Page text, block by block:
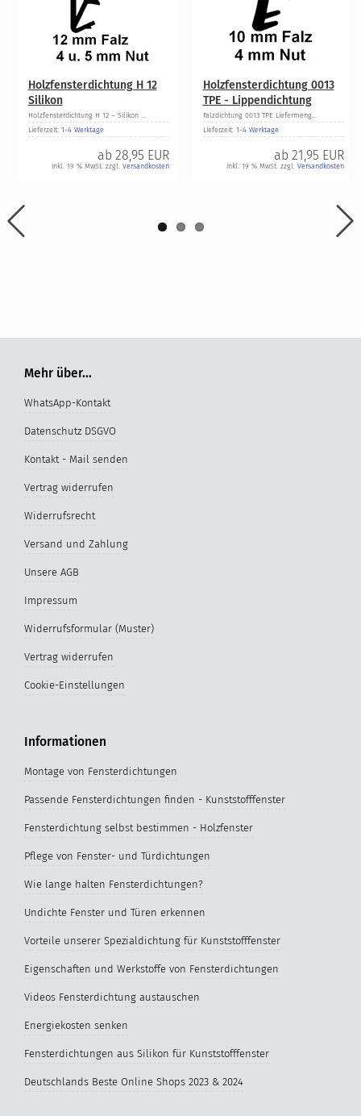
Holzfensterdichtung H 12
Silikon
Holzfensterdichtung H 12 – Silikon ...
Lieferzeit: 1-4 Werktage
ab 28,95 EUR
inkl. 19 % MwSt. zzgl. Versandkosten
Holzfensterdichtung 0013
TPE - Lippendichtung
Falzdichtung 0013 TPE Liefermeng...
Lieferzeit: 1-4 Werktage
ab 21,95 EUR
inkl. 19 % MwSt. zzgl. Versandkosten
Mehr über...
WhatsApp-Kontakt
Datenschutz DSGVO
Kontakt - Mail senden
Vertrag widerrufen
Widerrufsrecht
Versand und Zahlung
Unsere AGB
Impressum
Widerrufsformular (Muster)
Vertrag widerrufen
Cookie-Einstellungen
Informationen
Montage von Fensterdichtungen
Passende Fensterdichtungen finden - Kunststofffenster
Fensterdichtung selbst bestimmen - Holzfenster
Pflege von Fenster- und Türdichtungen
Wie lange halten Fensterdichtungen?
Undichte Fenster und Türen erkennen
Vorteile unserer Spezialdichtung für Kunststofffenster
Eigenschaften und Werkstoffe von Fensterdichtungen
Videos Fensterdichtung austauschen
Energiekosten senken
Fensterdichtungen aus Silikon für Kunststofffenster
Deutschlands Beste Online Shops 2023 & 2024